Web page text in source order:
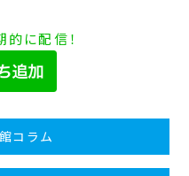
に配信！
コラム